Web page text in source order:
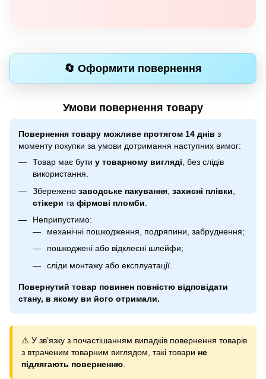
🔄 Оформити повернення
Умови повернення товару
Повернення товару можливе протягом 14 днів з
моменту покупки за умови дотримання наступних вимог:
Товар має бути у товарному вигляді , без слідів
використання.
Збережено заводське пакування захисні плівки
стікери та фірмові пломби
Неприпустимо:
механічні пошкодження, подряпини, забруднення;
пошкоджені або відклеєні шлейфи;
сліди монтажу або експлуатації.
Повернутий товар повинен повністю відповідати
стану, в якому ви його отримали.
⚠️ У зв’язку з почастішанням випадків повернення товарів
з втраченим товарним виглядом, такі товари не
підлягають поверненню.